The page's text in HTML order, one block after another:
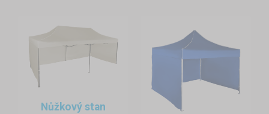
Nůžkový stan